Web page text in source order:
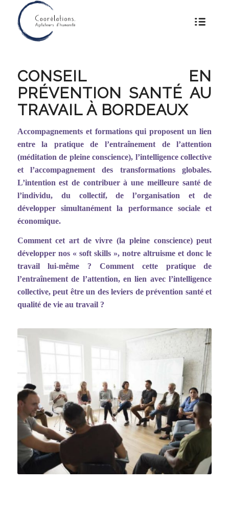
CONSEIL EN
PRÉVENTION SANTÉ AU
TRAVAIL À BORDEAUX
Accompagnements et formations qui proposent un lien
entre la pratique de l’entraînement de l’attention
(méditation de pleine conscience), l’intelligence collective
et l’accompagnement des transformations globales.
L’intention est de contribuer à une meilleure santé de
l’individu, du collectif, de l’organisation et de
développer simultanément la performance sociale et
économique.
Comment cet art de vivre (la pleine conscience) peut
développer nos « soft skills», notre altruisme et donc le
travail lui-même ? Comment cette pratique de
l’entraînement de l’attention, en lien avec l’intelligence
collective, peut être un des leviers de prévention santé et
qualité de vie au travail ?